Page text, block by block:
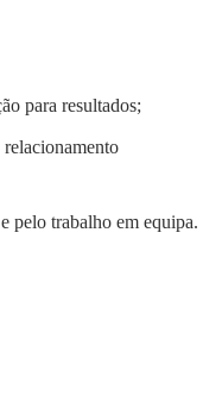
para resultados;
pelo trabalho em equipa.